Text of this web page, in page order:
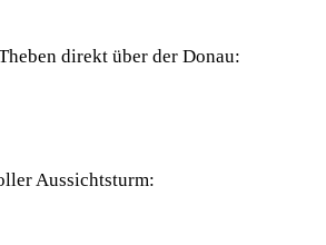
direkt über der Donau:
Aussichtsturm: